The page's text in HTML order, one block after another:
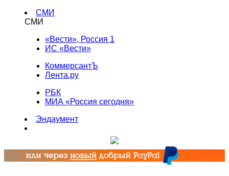
СМИ
СМИ
«Вести», Россия 1
ИС «Вести»
КоммерсантЪ
Лента.ру
РБК
МИА «Россия сегодня»
Эндаумент